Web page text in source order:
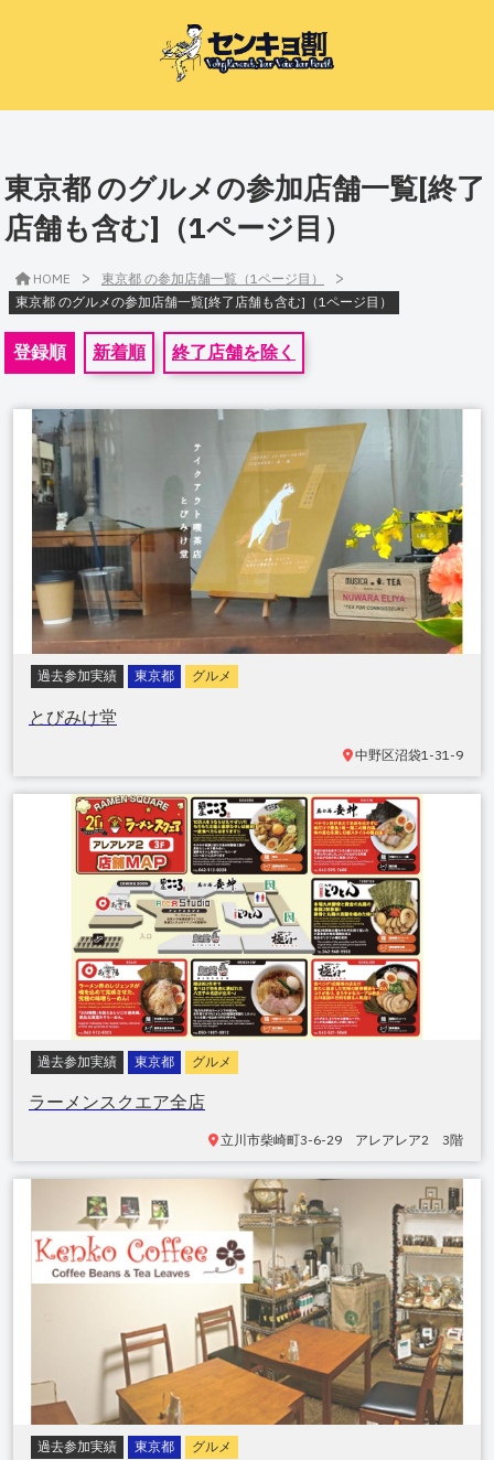
東京都 のグルメの参加店舗一覧[終了
店舗も含む]（1ページ目）
HOME > 東京都 の参加店舗一覧（1ページ目） >
東京都 のグルメの参加店舗一覧[終了店舗も含む]（1ページ目）
登録順 新着順 終了店舗を除く
過去参加実績 東京都 グルメ
とびみけ堂
中野区沼袋1-31-9
過去参加実績 東京都 グルメ
ラーメンスクエア全店
立川市柴崎町3-6-29 アレアレア2 3階
過去参加実績 東京都 グルメ